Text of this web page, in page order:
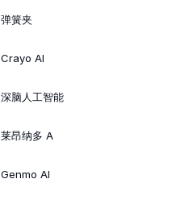
弹簧夹
Crayo AI
深脑人工智能
莱昂纳多 A
Genmo AI